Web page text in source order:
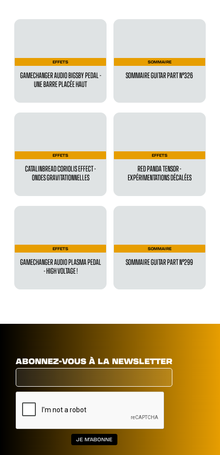
EFFETS
GAMECHANGER AUDIO BIGSBY PEDAL -
UNE BARRE PLACÉE HAUT
SOMMAIRE
SOMMAIRE GUITAR PART N°326
EFFETS
CATALINBREAD CORIOLIS EFFECT -
ONDES GRAVITATIONNELLES
EFFETS
RED PANDA TENSOR -
EXPÉRIMENTATIONS DÉCALÉES
EFFETS
GAMECHANGER AUDIO PLASMA PEDAL
- HIGH VOLTAGE !
SOMMAIRE
SOMMAIRE GUITAR PART N°299
ABONNEZ-VOUS À LA NEWSLETTER